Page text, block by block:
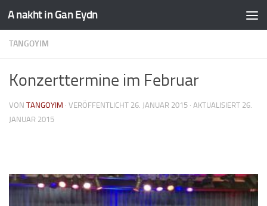
A nakht in Gan Eydn
TANGOYIM
Konzerttermine im Februar
VON TANGOYIM · VERÖFFENTLICHT 26. JANUAR 2015 · AKTUALISIERT 26.
JANUAR 2015